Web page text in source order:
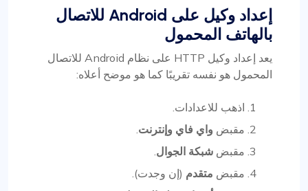
إعداد وكيل على Android للاتصال
بالهاتف المحمول
يعد إعداد وكيل HTTP على نظام Android للاتصال
المحمول هو نفسه تقريبًا كما هو موضح أعلاه:
اذهب للاعدادات.
مقبض واي فاي وإنترنت.
مقبض شبكة الجوال.
مقبض متقدم (إن وجدت).